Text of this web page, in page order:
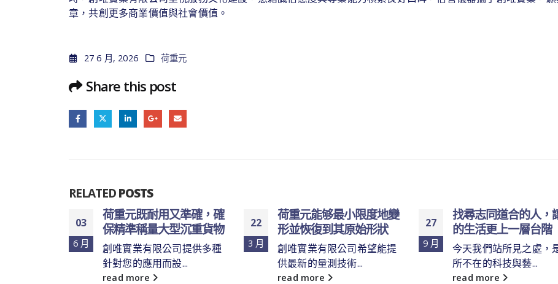
章，共創更多商業價值與社會價值。
27 6 月, 2026 荷重元
Share this post
RELATEDPOSTS
03
6 月
荷重元既耐用又準確，確
保精準稱量大型沉重貨物
創唯實業有限公司提供多種
針對您的應用而設...
read more
22
3 月
荷重元能够最小限度地變
形並恢復到其原始形狀
創唯實業有限公司希望能提
供最新的量測技術...
read more
27
9 月
找尋志同道合的人，
的生活更上一層台階
今天我們站所見之處，
所不在的科技與藝...
read more